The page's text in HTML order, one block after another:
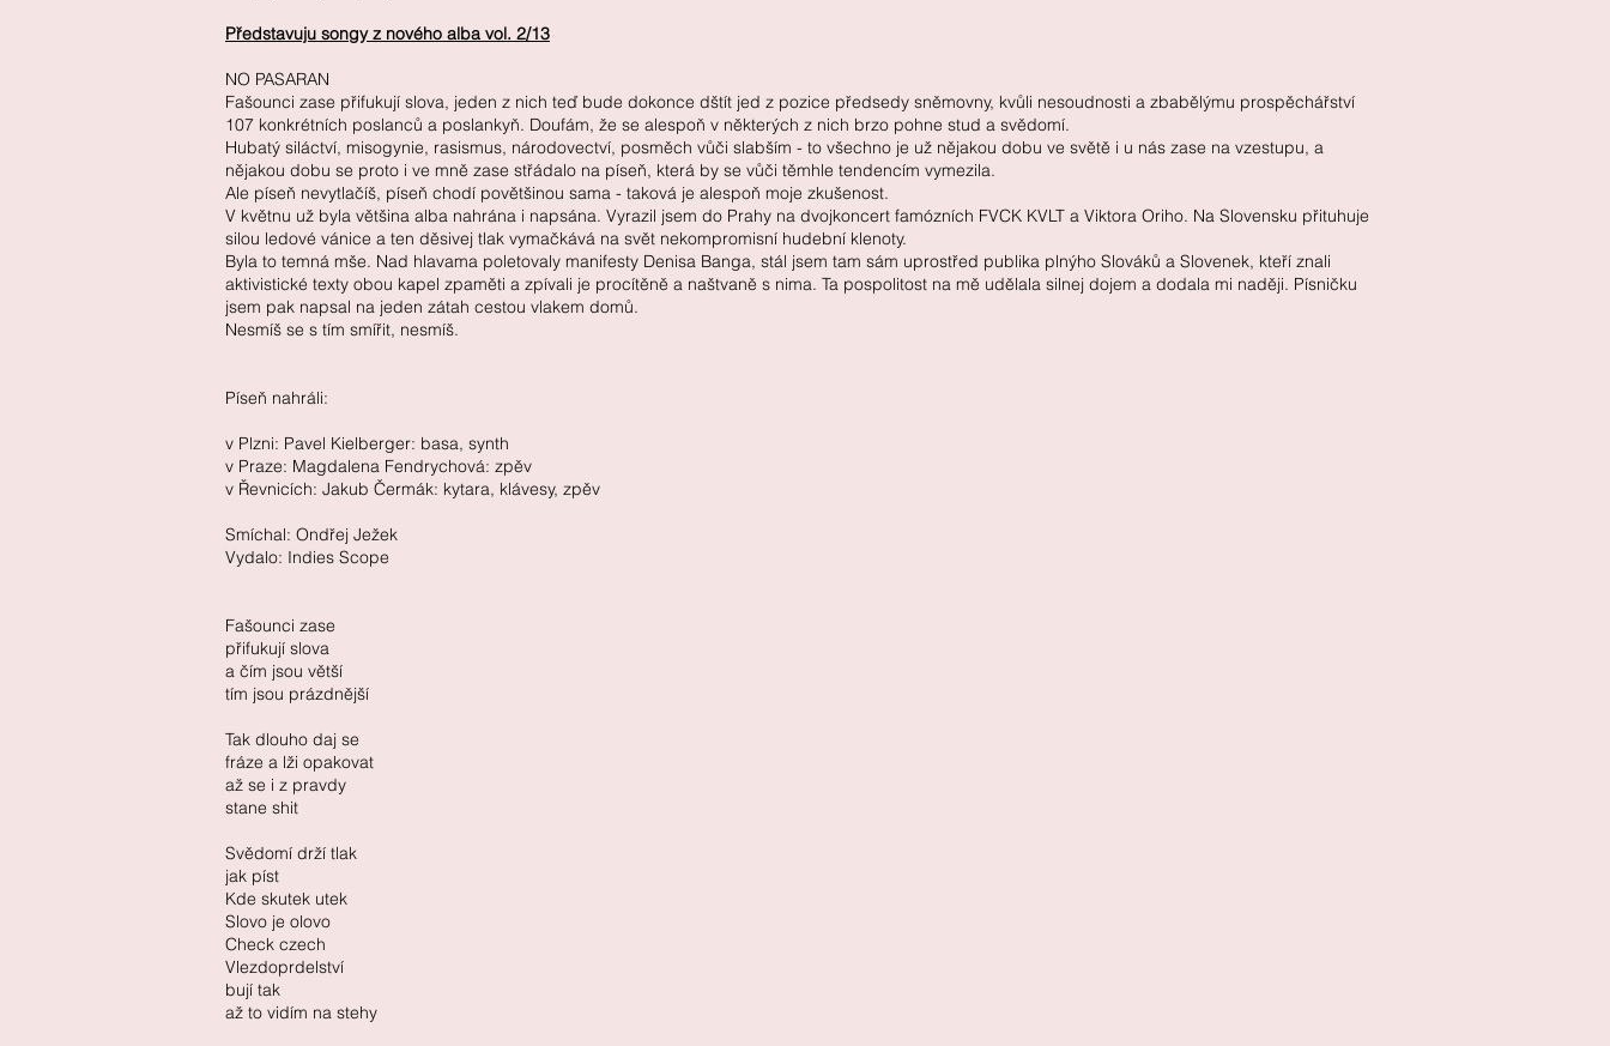
Představuju songy z nového alba vol. 2/13
NO PASARAN
Fašounci zase přifukují slova, jeden z nich teď bude dokonce dštít jed z pozice předsedy sněmovny, kvůli nesoudnosti a zbabělýmu prospěchářství
107 konkrétních poslanců a poslankyň. Doufám, že se alespoň v některých z nich brzo pohne stud a svědomí.
Hubatý siláctví, misogynie, rasismus, národovectví, posměch vůči slabším - to všechno je už nějakou dobu ve světě i u nás zase na vzestupu, a
nějakou dobu se proto i ve mně zase střádalo na píseň, která by se vůči těmhle tendencím vymezila.
Ale píseň nevytlačíš, píseň chodí povětšinou sama - taková je alespoň moje zkušenost.
V květnu už byla většina alba nahrána i napsána. Vyrazil jsem do Prahy na dvojkoncert famózních FVCK KVLT a Viktora Oriho. Na Slovensku přituhuje
silou ledové vánice a ten děsivej tlak vymačkává na svět nekompromisní hudební klenoty.
Byla to temná mše. Nad hlavama poletovaly manifesty Denisa Banga, stál jsem tam sám uprostřed publika plnýho Slováků a Slovenek, kteří znali
aktivistické texty obou kapel zpaměti a zpívali je procítěně a naštvaně s nima. Ta pospolitost na mě udělala silnej dojem a dodala mi naději. Písničku
jsem pak napsal na jeden zátah cestou vlakem domů.
Nesmíš se s tím smířit, nesmíš.
Píseň nahráli:
v Plzni: Pavel Kielberger: basa, synth
v Praze: Magdalena Fendrychová: zpěv
v Řevnicích: Jakub Čermák: kytara, klávesy, zpěv
Smíchal: Ondřej Ježek
Vydalo: Indies Scope
Fašounci zase
přifukují slova
a čím jsou větší
tím jsou prázdnější
Tak dlouho daj se
fráze a lži opakovat
až se i z pravdy
stane shit
Svědomí drží tlak
jak píst
Kde skutek utek
Slovo je olovo
Check czech
Vlezdoprdelství
bují tak
až to vidím na stehy